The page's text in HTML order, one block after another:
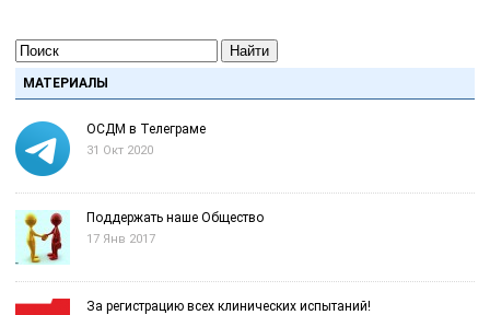
Найти
МАТЕРИАЛЫ
ОСДМ в Телеграме
31 Окт 2020
Поддержать наше Общество
17 Янв 2017
За регистрацию всех клинических испытаний!